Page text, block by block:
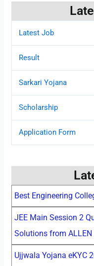
Latest Job
Result
Sarkari Yojana
Scholarship
Application Form
Best Engineering
JEE Main Session 2
Solutions from ALLEN
Ujjwala Yojana eKYC